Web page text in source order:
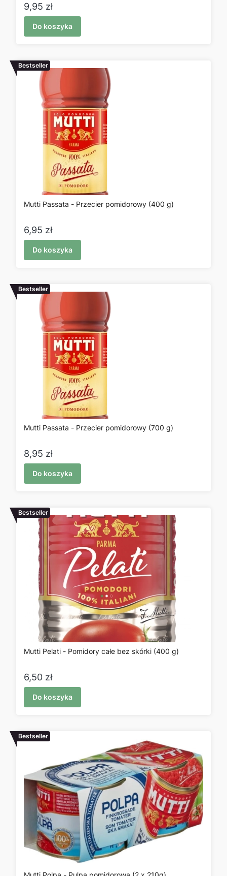
Cena
9,95 zł
Do koszyka
Bestseller
Mutti Passata - Przecier pomidorowy (400 g)
Cena
6,95 zł
Do koszyka
Bestseller
Mutti Passata - Przecier pomidorowy (700 g)
Cena
8,95 zł
Do koszyka
Bestseller
Mutti Pelati - Pomidory całe bez skórki (400 g)
Cena
6,50 zł
Do koszyka
Bestseller